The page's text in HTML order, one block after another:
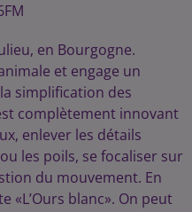
en Bourgogne.
et engage un
simplification des
complètement innovant
enlever les détails
les poils, se focaliser sur
du mouvement. En
«L’Ours blanc». On peut